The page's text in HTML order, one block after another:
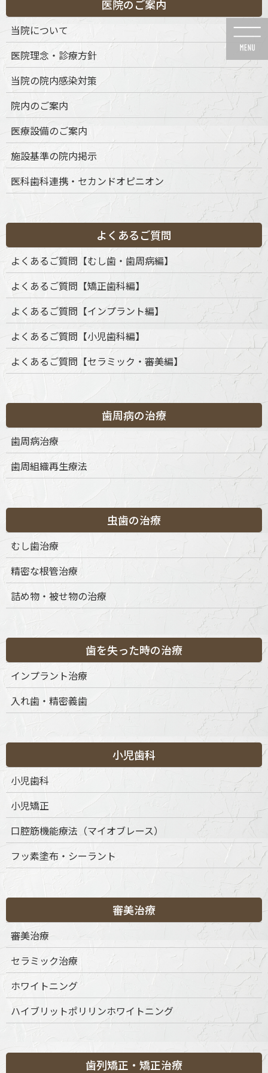
ン
ン
に
動
ビ
ー
ョ
に
動
News
HOME News 院内のご案内 itr5dp-64
カ
テ
〒151-0063 東京都渋谷区富ケ谷1丁目51-4 代々木八幡メディカ
ルモール4階
ご予約・お問合せ：
インターネット予約：
診療時間 土
9:30-13:30
◎ ◎ ◎ ◎ ◎ ◎ ◎
◎
15:00-19:00
◎
◎
※休診日：不定休
医院のご案内
当院について
医院理念・診療方針
当院の院内感染対策
院内のご案内
医療設備のご案内
施設基準の院内掲示
医科歯科連携・セカンドオピニオン
よくあるご質問
よくあるご質問【むし歯・歯周病編】
よくあるご質問【矯正歯科編】
よくあるご質問【インプラント編】
よくあるご質問【小児歯科編】
よくあるご質問【セラミック・審美編】
歯周病の治療
歯周病治療
歯周組織再生療法
虫歯の治療
むし歯治療
精密な根管治療
詰め物・被せ物の治療
歯を失った時の治療
インプラント治療
入れ歯・精密義歯
小児歯科
小児歯科
小児矯正
口腔筋機能療法（マイオブレース）
フッ素塗布・シーラント
審美治療
審美治療
セラミック治療
ホワイトニング
ハイブリットポリリンホワイトニング
歯列矯正・矯正治療